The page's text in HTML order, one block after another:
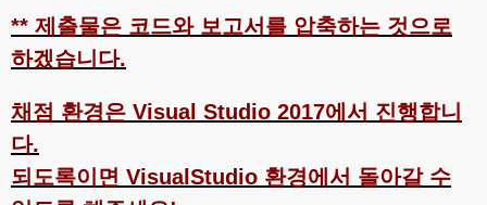
** 제출물은 코드와 보고서를 압축하는 것으로
하겠습니다.
채점 환경은 Visual Studio 2017에서 진행합니
다.
되도록이면 VisualStudio 환경에서 돌아갈 수